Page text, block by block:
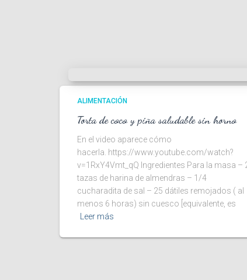
ALIMENTACIÓN
Torta de coco y piña saludable sin horno
En el video aparece cómo
hacerla. https://www.youtube.com/watch?
v=1RxY4Vmt_qQ Ingredientes Para la masa –
tazas de harina de almendras – 1/4
cucharadita de sal – 25 dátiles remojados ( al
menos 6 horas) sin cuesco [equivalente, es
Leer más